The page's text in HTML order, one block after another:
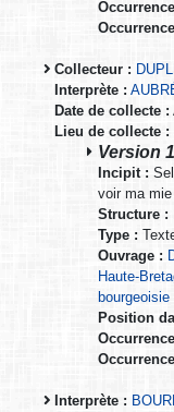
Collecteur :
Interprète :
Date de collecte :
Lieu de collecte :
Version
Incipit :
voir ma mie
Structure :
Type :
Ouvrage :
Haute-
Position
Interprète :